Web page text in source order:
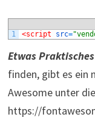
1
<script src=
Etwas
finden, gibt es ein
Awesome unter
https://